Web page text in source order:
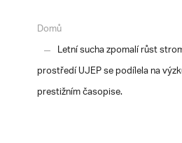
Domů
Letní sucha zpomalí růst
prostředí UJEP se podílela na
prestižním časopise.